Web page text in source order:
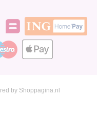
by Shoppagina.nl